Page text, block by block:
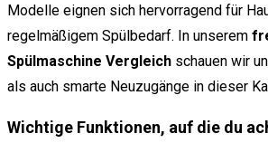
Modelle eignen sich hervorragend für
regelmäßigem Spülbedarf. In unserem
Spülmaschine Vergleich schauen wir
als auch smarte Neuzugänge in dieser
Wichtige Funktionen, auf die du